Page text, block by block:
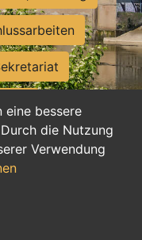
eine bessere
die Nutzung
Verwendung